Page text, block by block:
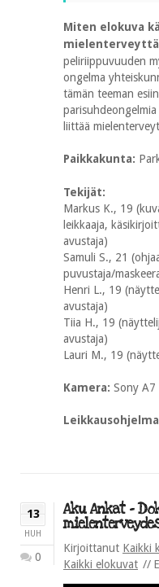
Miten elokuva
peliriippuvuuden
ongelma
tämän teeman
liittää
Paikkakunta:
Tekijät:
Markus K., 19
leikkaaja,
avustaja)
Samuli S., 21
puvustaja/
Henri L., 19
avustaja)
Tiia H., 19
avustaja)
Lauri M., 19
Kamera: Sony
13
HUH
0
Aku Ankat –
Kirjoittanut Kaikki
Kaikki elokuvat